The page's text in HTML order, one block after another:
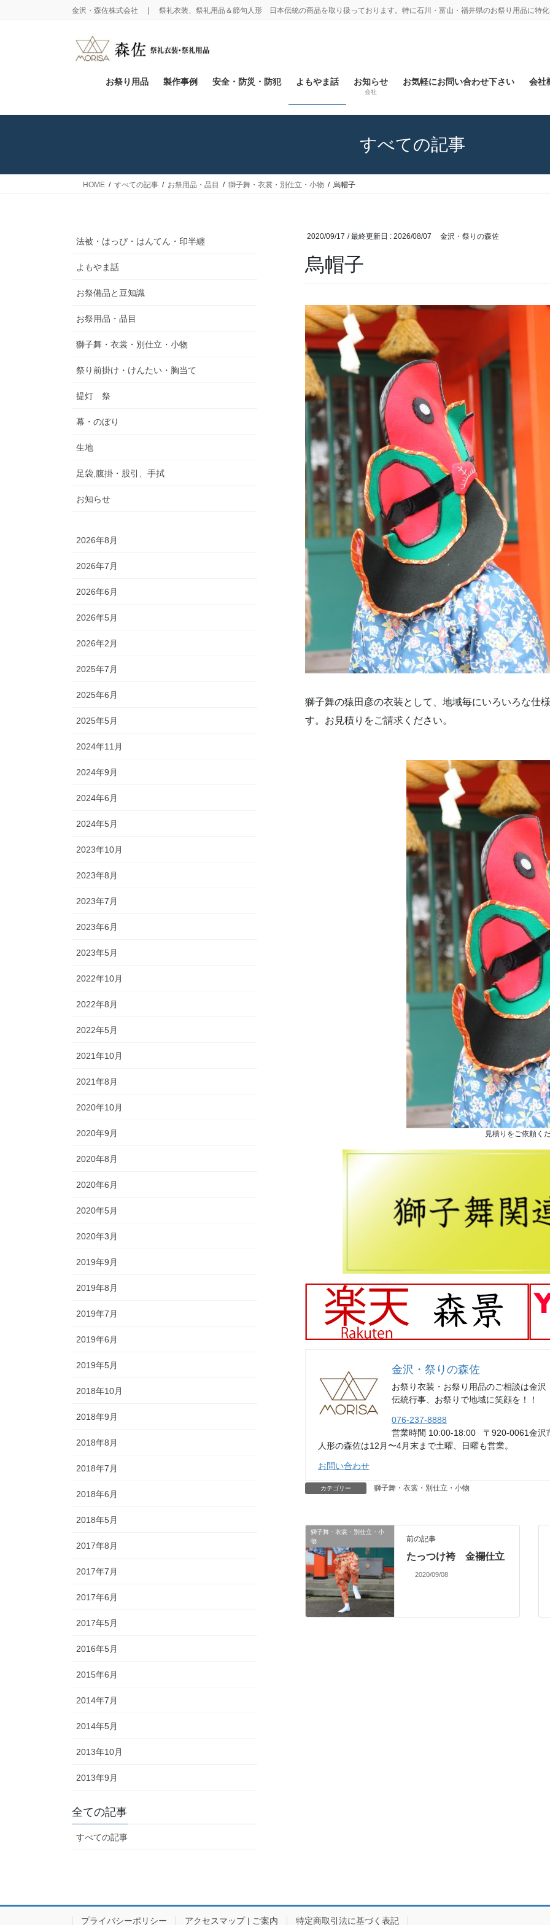
金沢・森佐株式会社 ❘ 祭礼衣装、祭礼用品＆節句人形 日本伝統の商品を取り扱っております。特に石川・富山・福井県のお祭り用品に特
お祭り用品 製作事例 安全・防災・防犯 よもやま話 お知らせ
会社
お気軽にお問い合わせ下さい 会社
すべての記事
HOME すべての記事 お祭用品・品目 獅子舞・衣裳・別仕立・小物 烏帽子
2020/09/17 / 最終更新日 : 2026/08/07 金沢・祭りの森佐
烏帽子
獅子舞の猿田彦の衣装として、地域毎にいろいろな仕
す。お見積りをご請求ください。
見積りをご依頼く
金沢・祭りの森佐
お祭り衣装・お祭り用品のご相談は金
伝統行事、お祭りで地域に笑顔を！！
076-237-8888
営業時間 10:00-18:00 〒920-0061金
人形の森佐は12月〜4月末まで土曜、日曜も営業。
お問い合わせ
カテゴリー 獅子舞・衣裳・別仕立・小物
獅子舞・衣裳・別仕立・小
物
前の記事
たっつけ袴 金襴仕立
2020/09/08
法被・はっぴ・はんてん・印半纏
よもやま話
お祭備品と豆知識
お祭用品・品目
獅子舞・衣裳・別仕立・小物
祭り前掛け・けんたい・胸当て
提灯 祭
幕・のぼり
生地
足袋,腹掛・股引、手拭
お知らせ
2026年8月
2026年7月
2026年6月
2026年5月
2026年2月
2025年7月
2025年6月
2025年5月
2024年11月
2024年9月
2024年6月
2024年5月
2023年10月
2023年8月
2023年7月
2023年6月
2023年5月
2022年10月
2022年8月
2022年5月
2021年10月
2021年8月
2020年10月
2020年9月
2020年8月
2020年6月
2020年5月
2020年3月
2019年9月
2019年8月
2019年7月
2019年6月
2019年5月
2018年10月
2018年9月
2018年8月
2018年7月
2018年6月
2018年5月
2017年8月
2017年7月
2017年6月
2017年5月
2016年5月
2015年6月
2014年7月
2014年5月
2013年10月
2013年9月
全ての記事
すべての記事
プライバシーポリシー アクセスマップ | ご案内 特定商取引法に基づく表記